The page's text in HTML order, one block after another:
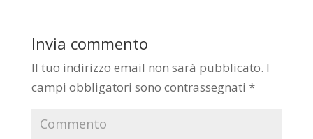
Invia commento
Il tuo indirizzo email non sarà pubblicato. I
campi obbligatori sono contrassegnati *